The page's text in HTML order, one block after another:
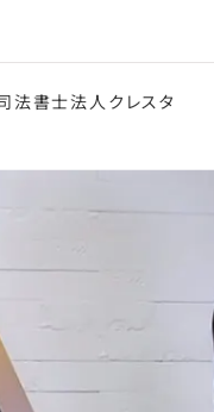
法書士法人クレスタ